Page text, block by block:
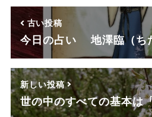
古い投稿
今日の占い 地澤臨（ち
新しい投稿
世の中のすべての基本は